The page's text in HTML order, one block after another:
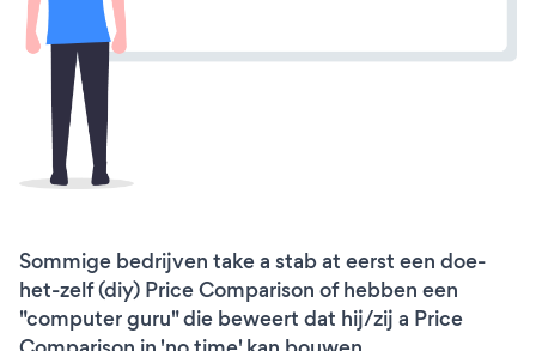
Sommige bedrijven take a stab at eerst een doe-
het-zelf (diy) Price Comparison of hebben een
"computer guru" die beweert dat hij/zij a Price